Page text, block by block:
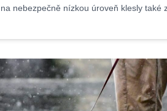
na nebezpečně nízkou úroveň klesly také